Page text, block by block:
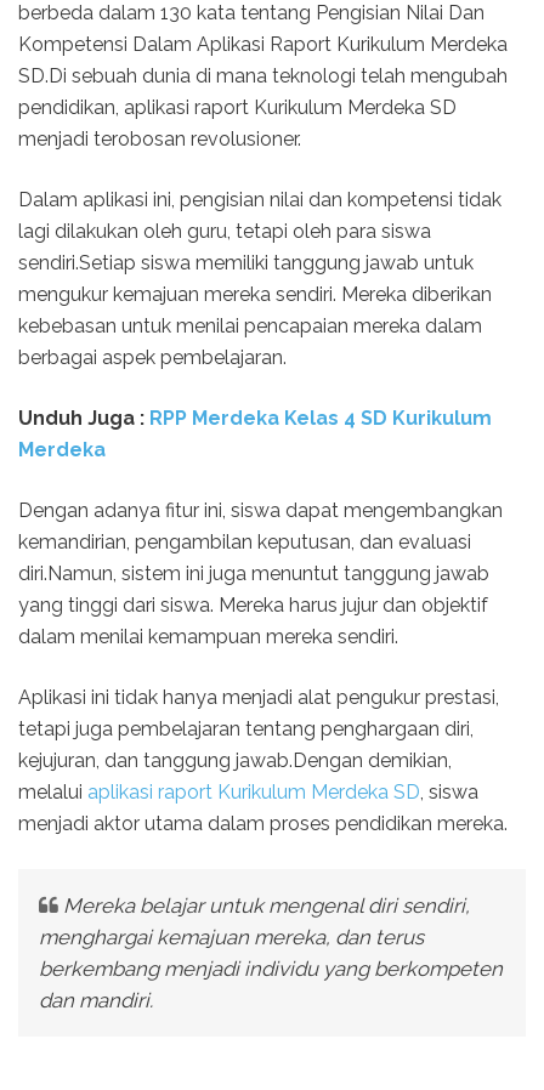
berbeda dalam 130 kata tentang Pengisian Nilai Dan
Kompetensi Dalam Aplikasi Raport Kurikulum Merdeka
SD.Di sebuah dunia di mana teknologi telah mengubah
pendidikan, aplikasi raport Kurikulum Merdeka SD
menjadi terobosan revolusioner.
Dalam aplikasi ini, pengisian nilai dan kompetensi tidak
lagi dilakukan oleh guru, tetapi oleh para siswa
sendiri.Setiap siswa memiliki tanggung jawab untuk
mengukur kemajuan mereka sendiri. Mereka diberikan
kebebasan untuk menilai pencapaian mereka dalam
berbagai aspek pembelajaran.
Unduh Juga : RPP Merdeka Kelas 4 SD Kurikulum
Merdeka
Dengan adanya fitur ini, siswa dapat mengembangkan
kemandirian, pengambilan keputusan, dan evaluasi
diri.Namun, sistem ini juga menuntut tanggung jawab
yang tinggi dari siswa. Mereka harus jujur dan objektif
dalam menilai kemampuan mereka sendiri.
Aplikasi ini tidak hanya menjadi alat pengukur prestasi,
tetapi juga pembelajaran tentang penghargaan diri,
kejujuran, dan tanggung jawab.Dengan demikian,
melalui aplikasi raport Kurikulum Merdeka SD, siswa
menjadi aktor utama dalam proses pendidikan mereka.
Mereka belajar untuk mengenal diri sendiri,
menghargai kemajuan mereka, dan terus
berkembang menjadi individu yang berkompeten
dan mandiri.